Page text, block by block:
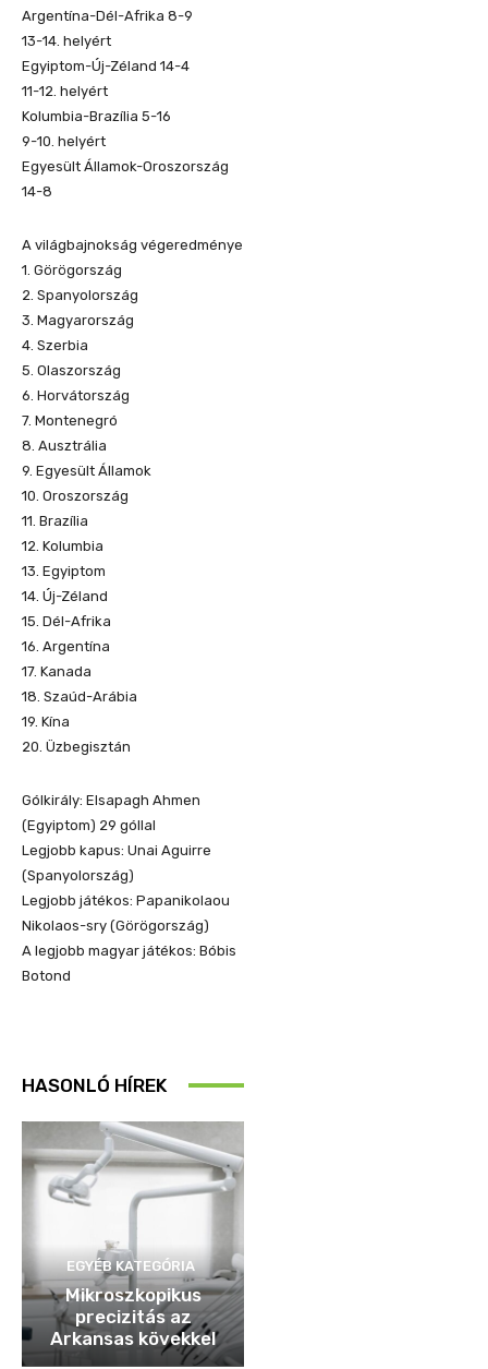
Argentína-Dél-Afrika 8-9
13-14. helyért
Egyiptom-Új-Zéland 14-4
11-12. helyért
Kolumbia-Brazília 5-16
9-10. helyért
Egyesült Államok-Oroszország
14-8
A világbajnokság végeredménye
1. Görögország
2. Spanyolország
3. Magyarország
4. Szerbia
5. Olaszország
6. Horvátország
7. Montenegró
8. Ausztrália
9. Egyesült Államok
10. Oroszország
11. Brazília
12. Kolumbia
13. Egyiptom
14. Új-Zéland
15. Dél-Afrika
16. Argentína
17. Kanada
18. Szaúd-Arábia
19. Kína
20. Üzbegisztán
Gólkirály: Elsapagh Ahmen
(Egyiptom) 29 góllal
Legjobb kapus: Unai Aguirre
(Spanyolország)
Legjobb játékos: Papanikolaou
Nikolaos-sry (Görögország)
A legjobb magyar játékos: Bóbis
Botond
HASONLÓ HÍREK
EGYÉB KATEGÓRIA
Mikroszkopikus
precizitás az
Arkansas kövekkel